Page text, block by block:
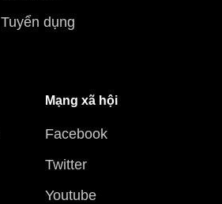
Tuyển dụng
Mạng xã hội
Facebook
Twitter
Youtube